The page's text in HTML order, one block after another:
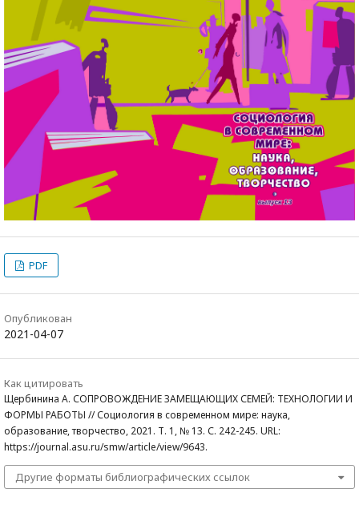
PDF
Опубликован
2021-04-07
Как цитировать
Щербинина А. СОПРОВОЖДЕНИЕ ЗАМЕЩАЮЩИХ СЕМЕЙ: ТЕХНОЛОГИИ И
ФОРМЫ РАБОТЫ // Социология в современном мире: наука,
образование, творчество, 2021. Т. 1, № 13. С. 242-245. URL:
https://journal.asu.ru/smw/article/view/9643.
Другие форматы библиографических ссылок